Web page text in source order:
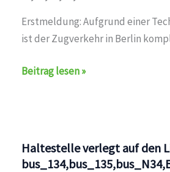
Erstmeldung: Aufgrund einer
ist der Zugverkehr in Berlin
auf
Beitrag lesen »
Haltestelle verlegt auf den